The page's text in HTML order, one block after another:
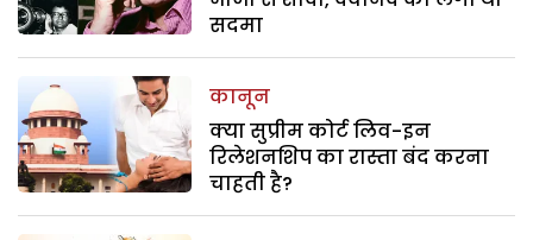
सदमा
कानून
क्या सुप्रीम कोर्ट लिव-इन
रिलेशनशिप का रास्ता बंद करना
चाहती है?